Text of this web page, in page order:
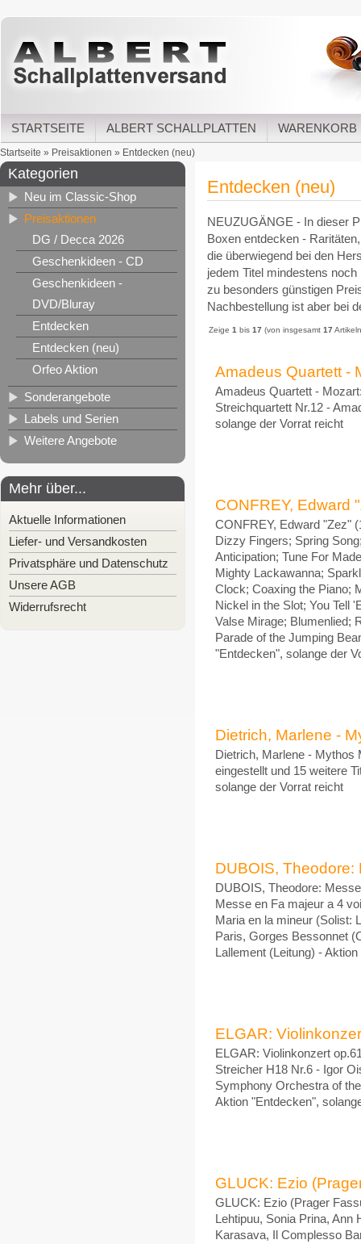
STARTSEITE ALBERT SCHALLPLATTEN WARENKORB
Startseite » Preisaktionen » Entdecken (neu)
Kategorien
Neu im Classic-Shop
Preisaktionen
DG / Decca 2026
Geschenkideen - CD
Geschenkideen -
DVD/Bluray
Entdecken
Entdecken (neu)
Orfeo Aktion
Sonderangebote
Labels und Serien
Weitere Angebote
Mehr über...
Aktuelle Informationen
Liefer- und Versandkosten
Privatsphäre und Datenschutz
Unsere AGB
Widerrufsrecht
Entdecken (neu)
NEUZUGÄNGE - In dieser
Boxen entdecken -
die überwiegend bei den
jedem Titel mindestens
zu besonders günstigen
Nachbestellung ist aber bei
Zeige 1 bis 17 (von insgesamt 17
Amadeus Quartett -
Amadeus Quartett -
Streichquartett Nr.12 -
solange der Vorrat reicht
CONFREY, Edward
CONFREY, Edward "Zez"
Dizzy Fingers; Spring
Anticipation; Tune For
Mighty Lackawanna;
Clock; Coaxing the Piano;
Nickel in the Slot; You Tell
Valse Mirage; Blumenlied;
Parade of the Jumping
"Entdecken", solange der
Dietrich, Marlene -
Dietrich, Marlene - Mythos
eingestellt und 15 weitere
solange der Vorrat reicht
DUBOIS, Theodore:
DUBOIS, Theodore:
Messe en Fa majeur a 4
Maria en la mineur (Solist:
Paris, Gorges Bessonnet
Lallement (Leitung) -
ELGAR:
ELGAR: Violinkonzert
Streicher H18 Nr.6 - Igor
Symphony Orchestra of
Aktion "Entdecken",
GLUCK: Ezio
GLUCK: Ezio (Prager
Lehtipuu, Sonia Prina,
Karasava, Il Complesso